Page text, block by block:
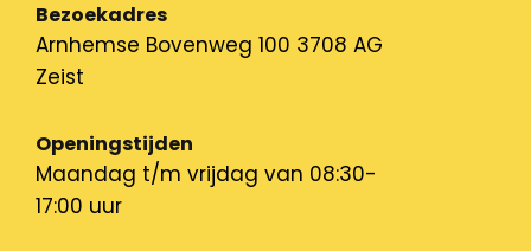
Bezoekadres
Arnhemse Bovenweg 100 3708 AG
Zeist
Openingstijden
Maandag t/m vrijdag van 08:30-
17:00 uur